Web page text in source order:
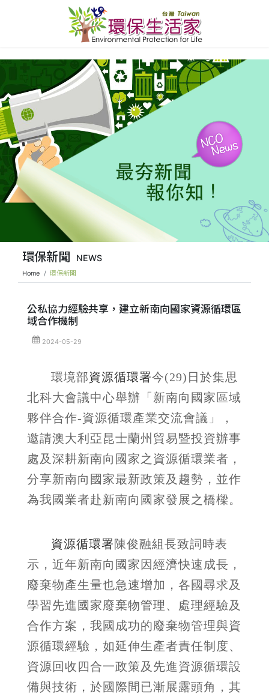
環保新聞 NEWS
Home 環保新聞
公私協力經驗共享，建立新南向國家資源循環區
域合作機制
2024-05-29
環境部資源循環署今(29)日於集思
北科大會議中心舉辦「新南向國家區域
夥伴合作-資源循環產業交流會議」，
邀請澳大利亞昆士蘭州貿易暨投資辦事
處及深耕新南向國家之資源循環業者，
分享新南向國家最新政策及趨勢，並作
為我國業者赴新南向國家發展之橋樑。
資源循環署陳俊融組長致詞時表
示，近年新南向國家因經濟快速成長，
廢棄物產生量也急速增加，各國尋求及
學習先進國家廢棄物管理、處理經驗及
合作方案，我國成功的廢棄物管理與資
源循環經驗，如延伸生產者責任制度、
資源回收四合一政策及先進資源循環設
備與技術，於國際間已漸展露頭角，其